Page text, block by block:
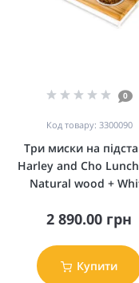
0
Код товару: 3300090
Три миски на
Harley and Cho
Natural wood +
2 890.00 грн
Купити